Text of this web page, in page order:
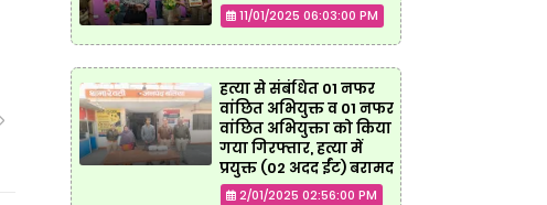
11/01/2025 06:03:00 PM
हत्या से संबंधित 01 नफर
वांछित अभियुक्त व 01 नफर
वांछित अभियुक्ता को किया
गया गिरफ्तार, हत्या में
प्रयुक्त (02 अदद ईंट) बरामद
2/01/2025 02:56:00 PM